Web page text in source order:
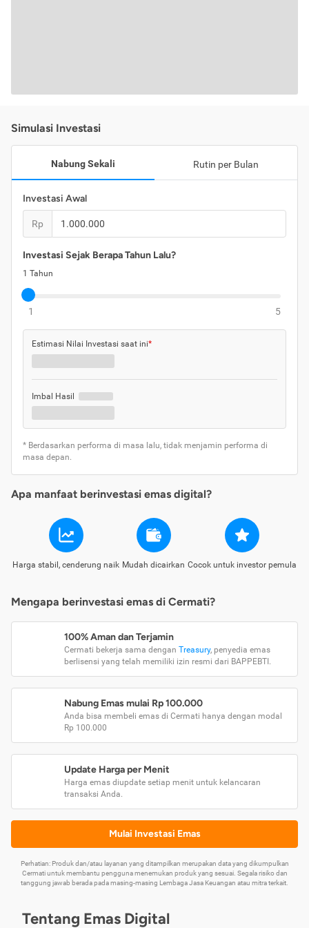
Simulasi Investasi
Nabung Sekali Rutin per Bulan
Investasi Awal
Rp
Investasi Sejak Berapa Tahun Lalu?
1 Tahun
1 5
Estimasi Nilai Investasi saat ini*
Imbal Hasil
* Berdasarkan performa di masa lalu, tidak menjamin performa di
masa depan.
Apa manfaat berinvestasi emas digital?
Harga stabil, cenderung naik Mudah dicairkan Cocok untuk investor pemula
Mengapa berinvestasi emas di Cermati?
100% Aman dan Terjamin
Cermati bekerja sama dengan Treasury, penyedia emas
berlisensi yang telah memiliki izin resmi dari BAPPEBTI.
Nabung Emas mulai Rp 100.000
Anda bisa membeli emas di Cermati hanya dengan modal
Rp 100.000
Update Harga per Menit
Harga emas diupdate setiap menit untuk kelancaran
transaksi Anda.
Mulai Investasi Emas
Perhatian: Produk dan/atau layanan yang ditampilkan merupakan data yang dikumpulkan
Cermati untuk membantu pengguna menemukan produk yang sesuai. Segala risiko dan
tanggung jawab berada pada masing-masing Lembaga Jasa Keuangan atau mitra terkait.
Tentang Emas Digital